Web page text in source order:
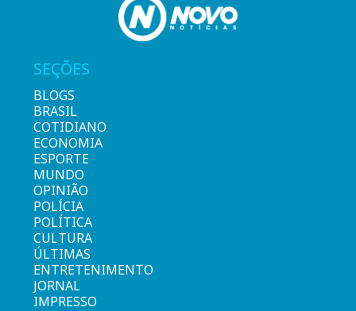
SEÇÕES
BLOGS
BRASIL
COTIDIANO
ECONOMIA
ESPORTE
MUNDO
OPINIÃO
POLÍCIA
POLÍTICA
CULTURA
ÚLTIMAS
ENTRETENIMENTO
JORNAL
IMPRESSO